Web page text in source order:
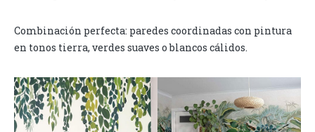
Combinación perfecta: paredes coordinadas con pintura
en tonos tierra, verdes suaves o blancos cálidos.